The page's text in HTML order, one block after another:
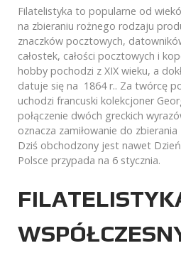
Filatelistyka to popularne od
na zbieraniu rożnego rodzaju
znaczków pocztowych,
całostek, całości pocztowych i
hobby pochodzi z XIX wieku, a
datuje się na 1864 r.. Za twórcę
uchodzi francuski kolekcjoner
połączenie dwóch greckich
oznacza zamiłowanie do
Dziś obchodzony jest nawet
Polsce przypada na 6 stycznia.